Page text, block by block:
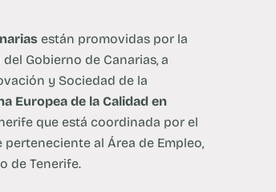
están promovidas por la
Gobierno de Canarias, a
y Sociedad de la
Europea de la Calidad en
que está coordinada por el
al Área de Empleo,
de Tenerife.